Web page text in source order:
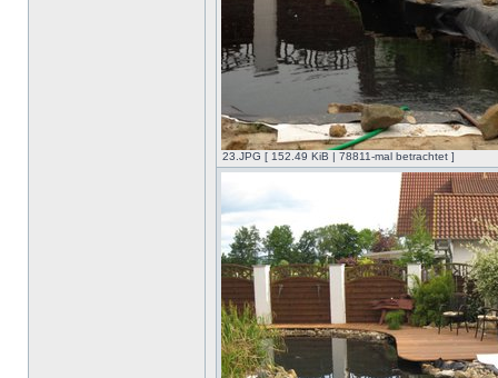
23.JPG [ 152.49 KiB | 78811-mal betrachtet ]